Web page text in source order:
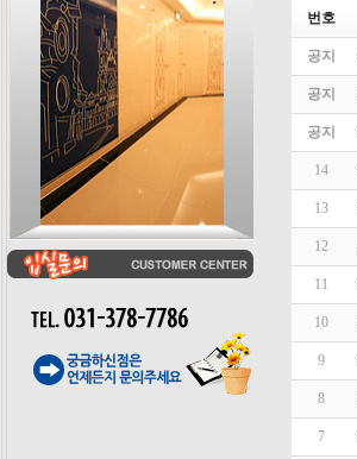
번호
공지
공지
공지
14
13
12
11
10
9
8
7